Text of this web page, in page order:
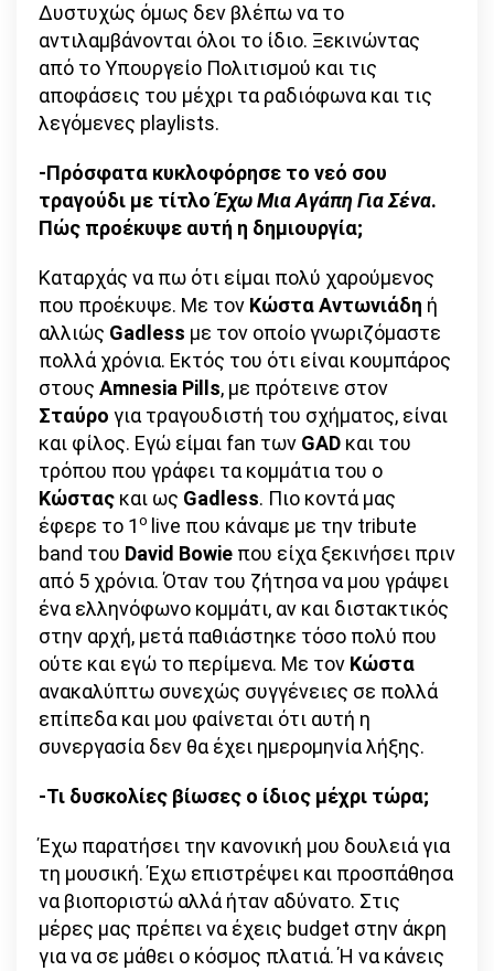
Δυστυχώς όμως δεν βλέπω να το
αντιλαμβάνονται όλοι το ίδιο. Ξεκινώντας
από το Υπουργείο Πολιτισμού και τις
αποφάσεις του μέχρι τα ραδιόφωνα και τις
λεγόμενες playlists.
-Πρόσφατα κυκλοφόρησε το νεό σου
τραγούδι με τίτλοΈχω Μια Αγάπη Για Σένα.
Πώς προέκυψε αυτή η δημιουργία;
Καταρχάς να πω ότι είμαι πολύ χαρούμενος
που προέκυψε. Με τον Κώστα Αντωνιάδη ή
αλλιώς Gadless με τον οποίο γνωριζόμαστε
πολλά χρόνια. Εκτός του ότι είναι κουμπάρος
στους Amnesia Pills, με πρότεινε στον
Σταύρο για τραγουδιστή του σχήματος, είναι
και φίλος. Εγώ είμαι fan των GAD και του
τρόπου που γράφει τα κομμάτια του ο
Κώστας και ως Gadless. Πιο κοντά μας
έφερε το 1ο live που κάναμε με την tribute
band του David Bowie που είχα ξεκινήσει πριν
από 5 χρόνια. Όταν του ζήτησα να μου γράψει
ένα ελληνόφωνο κομμάτι, αν και διστακτικός
στην αρχή, μετά παθιάστηκε τόσο πολύ που
ούτε και εγώ το περίμενα. Με τον Κώστα
ανακαλύπτω συνεχώς συγγένειες σε πολλά
επίπεδα και μου φαίνεται ότι αυτή η
συνεργασία δεν θα έχει ημερομηνία λήξης.
-Τι δυσκολίες βίωσες ο ίδιος μέχρι τώρα;
Έχω παρατήσει την κανονική μου δουλειά για
τη μουσική. Έχω επιστρέψει και προσπάθησα
να βιοποριστώ αλλά ήταν αδύνατο. Στις
μέρες μας πρέπει να έχεις budget στην άκρη
για να σε μάθει ο κόσμος πλατιά. Ή να κάνεις